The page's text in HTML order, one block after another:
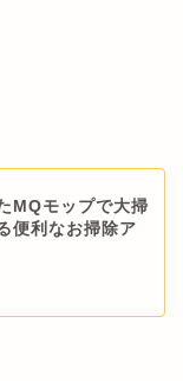
MQモップで大掃
便利なお掃除ア